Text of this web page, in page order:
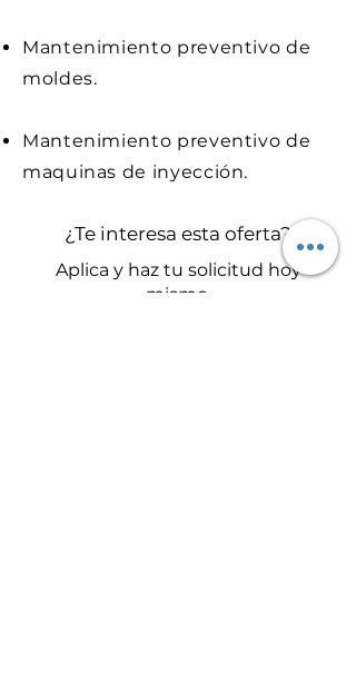
Mantenimiento preventivo de
moldes.
Mantenimiento preventivo de
maquinas de inyección.
¿Te interesa esta oferta?
Aplica y haz tu solicitud hoy
mismo.